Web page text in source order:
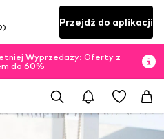
Przejdź do aplikacji
Wyprzedaży: Oferty z
do 60%